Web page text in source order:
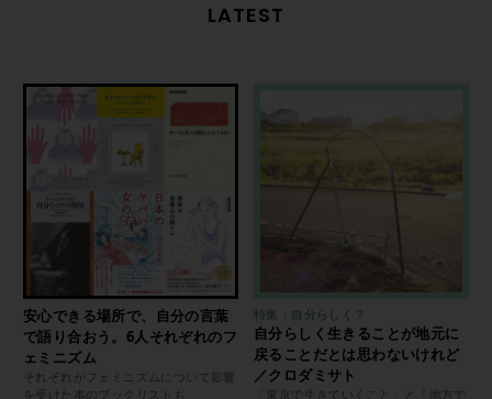
LATEST
安心できる場所で、自分の言葉
で語り合おう。6人それぞれのフ
ェミニズム
それぞれがフェミニズムについて影響
を受けた本のブックリストも
特集：自分らしく？
自分らしく生きることが地元に
戻ることだとは思わないけれど
／クロダミサト
「東京で生きていくこと」と「地方で